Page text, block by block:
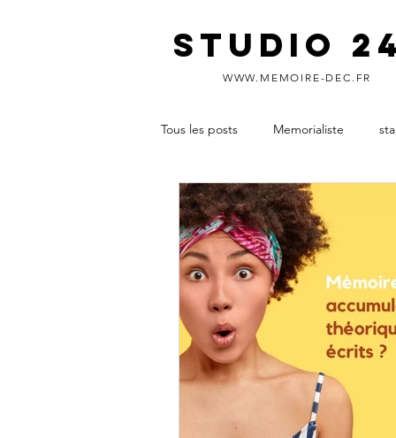
STUDIO
WWW.MEMOIRE-DEC.FR
Tous les posts Memorialiste
diplôme d’expertise comptable
aide rédaction mémoire DEC
soutenance DEC réussir le
coaching mémoire dec